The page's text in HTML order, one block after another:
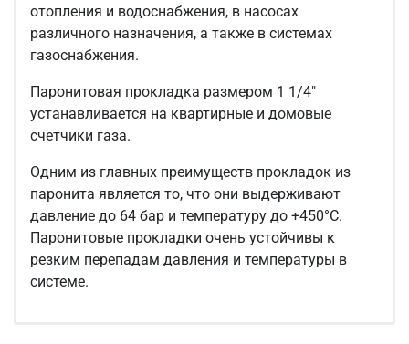
отопления и водоснабжения, в насосах
различного назначения, а также в системах
газоснабжения.
Паронитовая прокладка размером 1 1/4"
устанавливается на квартирные и домовые
счетчики газа.
Одним из главных преимуществ прокладок из
паронита является то, что они выдерживают
давление до 64 бар и температуру до +450°С.
Паронитовые прокладки очень устойчивы к
резким перепадам давления и температуры в
системе.